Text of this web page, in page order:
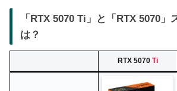
「RTX 5070 Ti」と「RTX 5070」
は？
RTX 5070 Ti